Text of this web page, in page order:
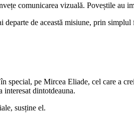
comunicarea vizuală. Poveștile au
de această misiune, prin
pe Mircea Eliade, cel care a
dintotdeauna.
susține el.